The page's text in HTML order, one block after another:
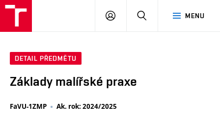
MENU
PŘIHLÁSIT
DETAIL PŘEDMĚTU
Základy malířské praxe
FaVU-1ZMP Ak. rok: 2024/2025